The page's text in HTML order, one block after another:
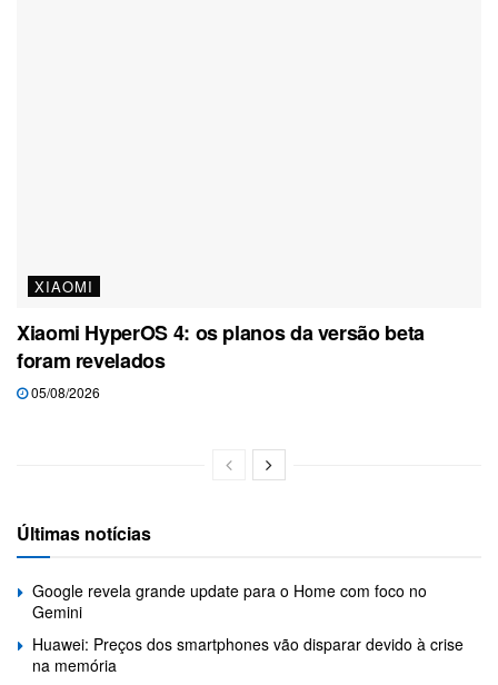
XIAOMI
Xiaomi HyperOS 4: os planos da versão beta
foram revelados
05/08/2026
Últimas notícias
Google revela grande update para o Home com foco no
Gemini
Huawei: Preços dos smartphones vão disparar devido à crise
na memória